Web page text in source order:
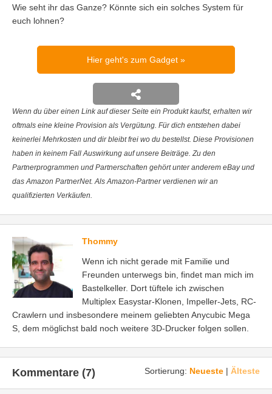
Wie seht ihr das Ganze? Könnte sich ein solches System für
euch lohnen?
Hier geht's zum Gadget
Wenn du über einen Link auf dieser Seite ein Produkt kaufst, erhalten wir
oftmals eine kleine Provision als Vergütung. Für dich entstehen dabei
keinerlei Mehrkosten und dir bleibt frei wo du bestellst. Diese Provisionen
haben in keinem Fall Auswirkung auf unsere Beiträge. Zu den
Partnerprogrammen und Partnerschaften gehört unter anderem eBay und
das Amazon PartnerNet. Als Amazon-Partner verdienen wir an
qualifizierten Verkäufen.
Thommy
Wenn ich nicht gerade mit Familie und
Freunden unterwegs bin, findet man mich im
Bastelkeller. Dort tüftele ich zwischen
Multiplex Easystar-Klonen, Impeller-Jets, RC-
Crawlern und insbesondere meinem geliebten Anycubic Mega
S, dem möglichst bald noch weitere 3D-Drucker folgen sollen.
Sortierung: Neueste | Älteste
Kommentare (7)